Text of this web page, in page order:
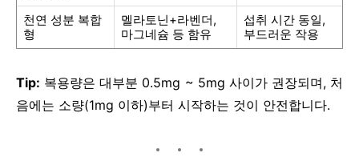
천연 성분 복합
형
멜라토닌+라벤더,
마그네슘 등 함유
섭취 시간 동일,
부드러운 작용
Tip: 복용량은 대부분 0.5mg ~ 5mg 사이가 권장되며, 처
음에는 소량(1mg 이하)부터 시작하는 것이 안전합니다.